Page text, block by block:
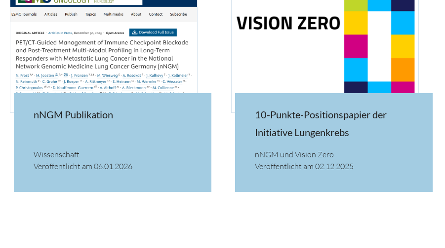
nNGM Publikation
Wissenschaft
Veröffentlicht am 06.01.2026
10-Punkte-Positionspapier der
Initiative Lungenkrebs
nNGM und Vision Zero
Veröffentlicht am 02.12.2025